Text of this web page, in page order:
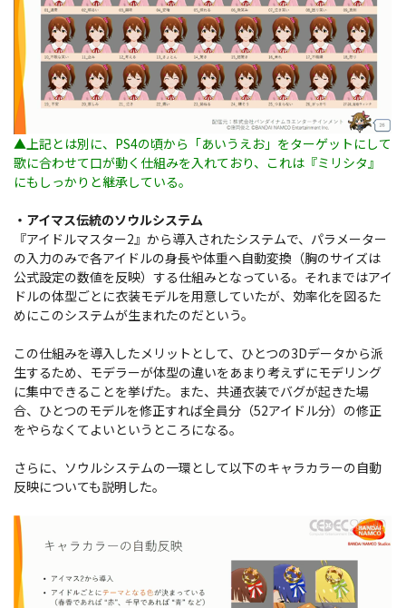
▲上記とは別に、PS4の頃から「あいうえお」をターゲットにして
歌に合わせて口が動く仕組みを入れており、これは『ミリシタ』
にもしっかりと継承している。
・アイマス伝統のソウルシステム
『アイドルマスター2』から導入されたシステムで、パラメーター
の入力のみで各アイドルの身長や体重へ自動変換（胸のサイズは
公式設定の数値を反映）する仕組みとなっている。それまではアイ
ドルの体型ごとに衣装モデルを用意していたが、効率化を図るた
めにこのシステムが生まれたのだという。
この仕組みを導入したメリットとして、ひとつの3Dデータから派
生するため、モデラーが体型の違いをあまり考えずにモデリング
に集中できることを挙げた。また、共通衣装でバグが起きた場
合、ひとつのモデルを修正すれば全員分（52アイドル分）の修正
をやらなくてよいというところになる。
さらに、ソウルシステムの一環として以下のキャラカラーの自動
反映についても説明した。